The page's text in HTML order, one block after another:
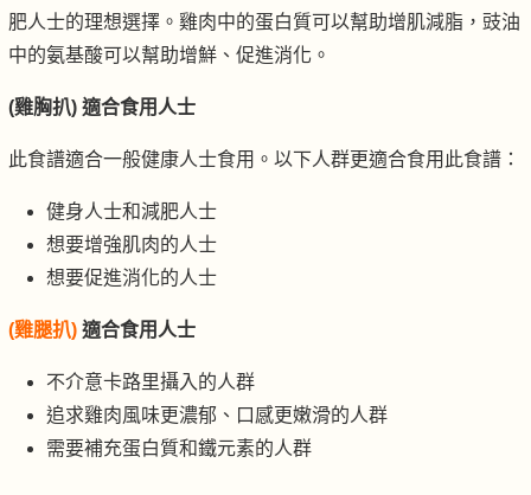
肥人士的理想選擇。雞肉中的蛋白質可以幫助增肌減脂，豉油
中的氨基酸可以幫助增鮮、促進消化。
(雞胸扒) 適合食用人士
此食譜適合一般健康人士食用。以下人群更適合食用此食譜：
健身人士和減肥人士
想要增強肌肉的人士
想要促進消化的人士
(雞腿扒) 適合食用人士
不介意卡路里攝入的人群
追求雞肉風味更濃郁、口感更嫩滑的人群
需要補充蛋白質和鐵元素的人群